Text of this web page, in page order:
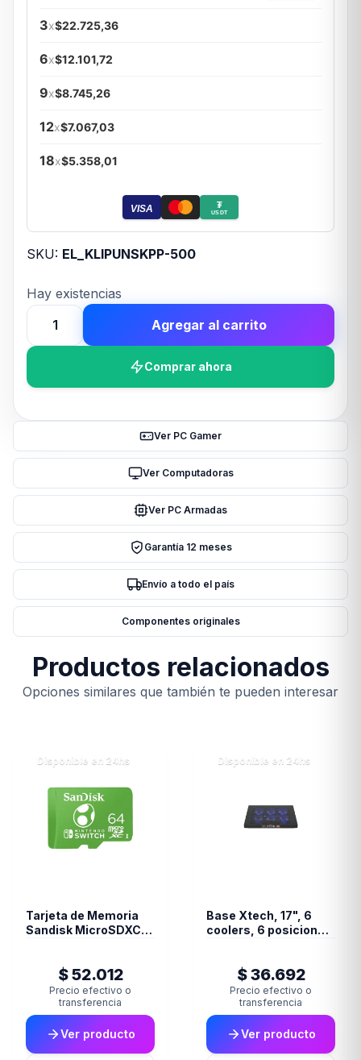
3x$22.725,36
6x$12.101,72
9x$8.745,26
12x$7.067,03
18x$5.358,01
VISA ₮
USDT
SKU: EL_KLIPUNSKPP-500
Hay existencias
Xtreme
Agregar al carrito
Comprar ahora
Ver PC Gamer
Ver Computadoras
Ver PC Armadas
Garantía 12 meses
Envío a todo el país
Componentes originales
Productos relacionados
Opciones similares que también te pueden interesar
Disponible en 24hs
Tarjeta de Memoria
Sandisk MicroSDXC
Nintendo Switch
Yoshi Edition
$ 52.012
Precio efectivo o
transferencia
Ver producto
Disponible en 24hs
Base Xtech, 17", 6
coolers, 6 posiciones
$ 36.692
Precio efectivo o
transferencia
Ver producto